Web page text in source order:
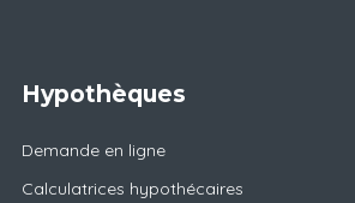
Hypothèques
Demande en ligne
Calculatrices hypothécaires